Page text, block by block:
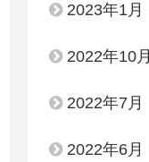
2023年1月
2022年10月
2022年7月
2022年6月